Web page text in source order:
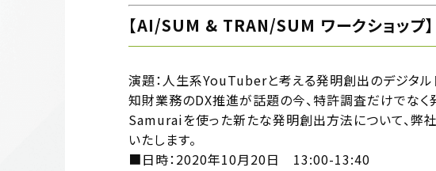
【AI/SUM & TRAN/SUM ワークショップ】
演題：人生系YouTuberと考える発明創出のデジタル
知財業務のDX推進が話題の今、特許調査だけでなく
Samuraiを使った新たな発明創出方法について、弊
いたします。
■日時：2020年10月20日 13:00-13:40